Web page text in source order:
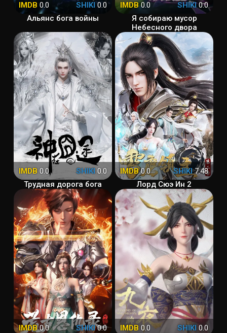
IMDB 0.0 SHIKI0.0
Альянс бога войны
IMDB0.0 SHIKI0.0
Я собираю мусор
Небесного двора
IMDB0.0 SHIKI0.0
Трудная дорога бога
IMDB0.0 SHIKI7.48
Лорд Сюэ Ин 2
IMDB0.0 SHIKI0.0
IMDB 0.0 SHIKI 0.0